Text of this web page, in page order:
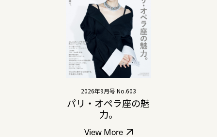
2026年9月号 No.603
パリ・オペラ座の魅
力。
View More